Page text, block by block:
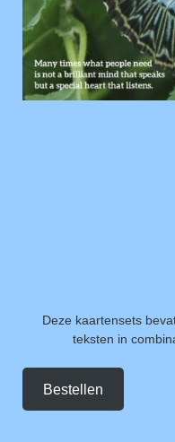
Deze kaartensets
teksten in
Bestellen